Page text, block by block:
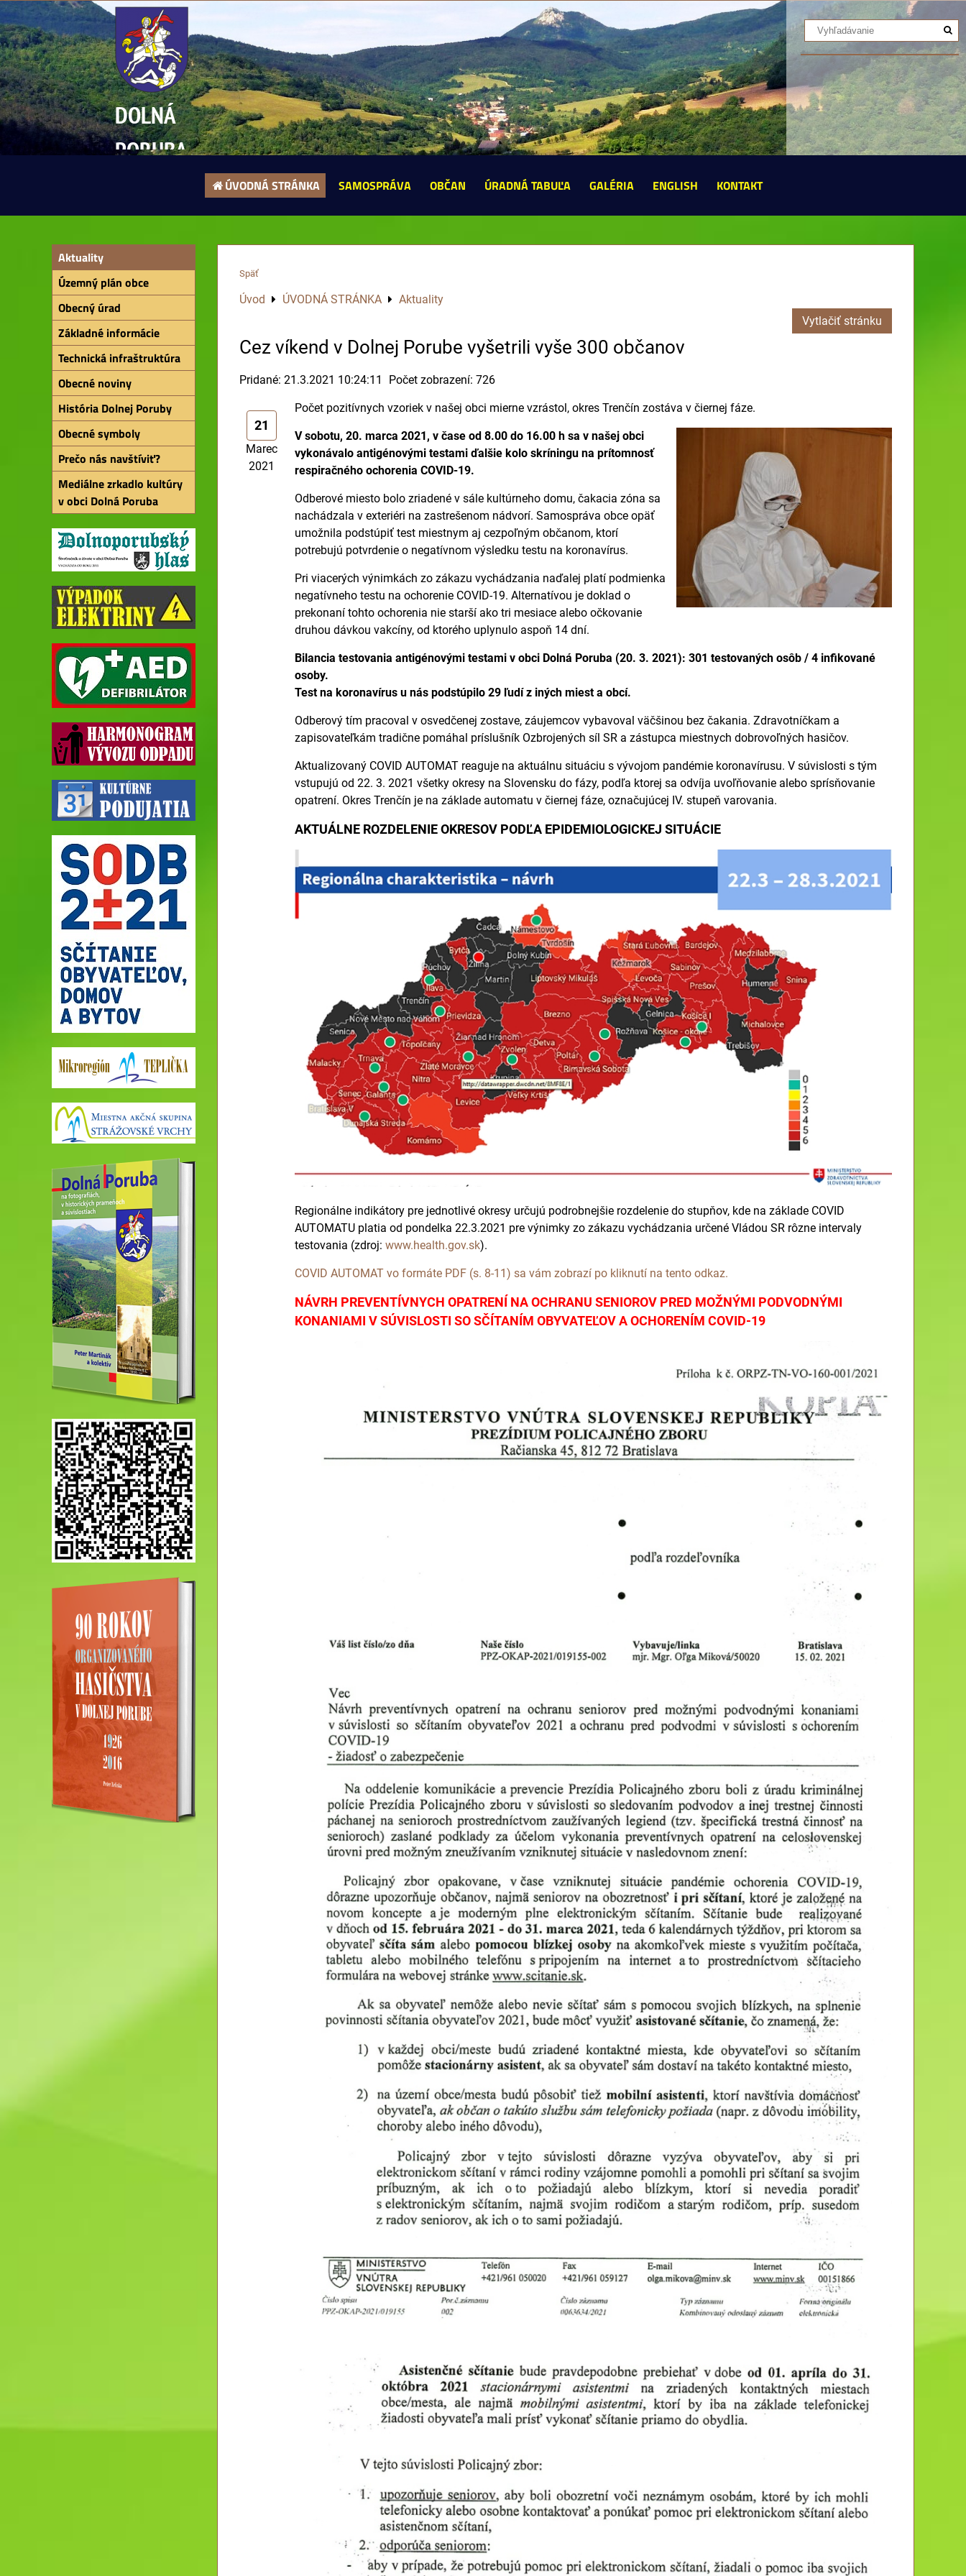
DOLNÁ
PORUBA
ÚVODNÁ STRÁNKA SAMOSPRÁVA OBČAN ÚRADNÁ TABUĽA GALÉRIA ENGLISH KONTAKT
Späť
Úvod ÚVODNÁ STRÁNKA
Aktuality
Vytlačiť stránku
Cez víkend v Dolnej Porube vyšetrili vyše 300 občanov
Pridané: 21.3.2021 10:24:11 Počet zobrazení: 726
21
Marec
2021
Počet pozitívnych vzoriek v našej obci mierne vzrástol, okres Trenčín zostáva v čiernej fáze.
V sobotu, 20. marca 2021, v čase od 8.00 do 16.00 h sa v našej obci
vykonávalo antigénovými testami ďalšie kolo skríningu na prítomnosť
respiračného ochorenia COVID-19.
Odberové miesto bolo zriadené v sále kultúrneho domu, čakacia zóna sa
nachádzala v exteriéri na zastrešenom nádvorí. Samospráva obce opäť
umožnila podstúpiť test miestnym aj cezpoľným občanom, ktorí
potrebujú potvrdenie o negatívnom výsledku testu na koronavírus.
Pri viacerých výnimkách zo zákazu vychádzania naďalej platí podmienka
negatívneho testu na ochorenie COVID-19. Alternatívou je doklad o
prekonaní tohto ochorenia nie starší ako tri mesiace alebo očkovanie
druhou dávkou vakcíny, od ktorého uplynulo aspoň 14 dní.
Bilancia testovania antigénovými testami v obci Dolná Poruba (20. 3. 2021): 301 testovaných osôb / 4 infikované
osoby.
Test na koronavírus u nás podstúpilo 29 ľudí z iných miest a obcí.
Odberový tím pracoval v osvedčenej zostave, záujemcov vybavoval väčšinou bez čakania. Zdravotníčkam a
zapisovateľkám tradične pomáhal príslušník Ozbrojených síl SR a zástupca miestnych dobrovoľných hasičov.
Aktualizovaný COVID AUTOMAT reaguje na aktuálnu situáciu s vývojom pandémie koronavírusu. V súvislosti s tým
vstupujú od 22. 3. 2021 všetky okresy na Slovensku do fázy, podľa ktorej sa odvíja uvoľňovanie alebo sprísňovanie
opatrení. Okres Trenčín je na základe automatu v čiernej fáze, označujúcej IV. stupeň varovania.
AKTUÁLNE ROZDELENIE OKRESOV PODĽA EPIDEMIOLOGICKEJ SITUÁCIE
Regionálne indikátory pre jednotlivé okresy určujú podrobnejšie rozdelenie do stupňov, kde na základe COVID
AUTOMATU platia od pondelka 22.3.2021 pre výnimky zo zákazu vychádzania určené Vládou SR rôzne intervaly
testovania (zdroj: www.health.gov.sk).
COVID AUTOMAT vo formáte PDF (s. 8-11) sa vám zobrazí po kliknutí na tento odkaz.
NÁVRH PREVENTÍVNYCH OPATRENÍ NA OCHRANU SENIOROV PRED MOŽNÝMI PODVODNÝMI
KONANIAMI V SÚVISLOSTI SO SČÍTANÍM OBYVATEĽOV A OCHORENÍM COVID-19
Aktuality
Územný plán obce
Obecný úrad
Základné informácie
Technická infraštruktúra
Obecné noviny
História Dolnej Poruby
Obecné symboly
Prečo nás navštíviť?
Mediálne zrkadlo kultúry
v obci Dolná Poruba